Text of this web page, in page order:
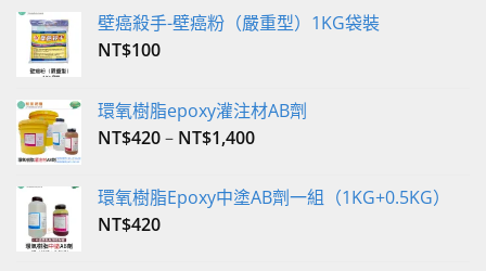
壁癌殺手-壁癌粉（嚴重型）1KG袋裝
NT$100
環氧樹脂epoxy灌注材AB劑
NT$420– NT$1,400
環氧樹脂Epoxy中塗AB劑一組（1KG+0.5KG）
NT$420